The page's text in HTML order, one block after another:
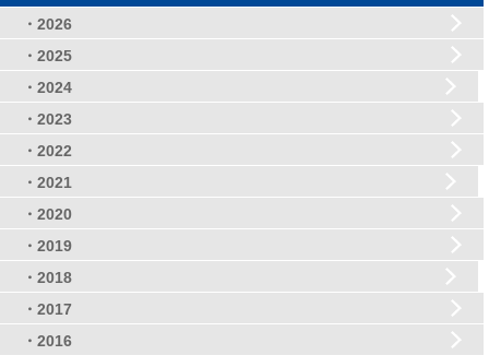
・2026
・2025
・2024
・2023
・2022
・2021
・2020
・2019
・2018
・2017
・2016